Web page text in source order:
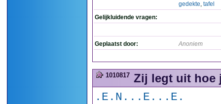
gedekte, tafel
Gelijkluidende vragen:
Geplaatst door: Anoniem
1010817 Zij legt uit hoe
.E.N...E...E.